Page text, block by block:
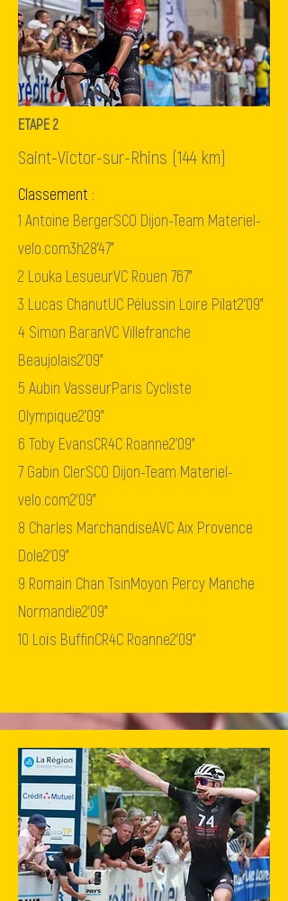
ETAPE 2
Saint-Victor-sur-Rhins (144 km)
Classement :
1 Antoine BergerSCO Dijon-Team Materiel-
velo.com3h28'47"
2 Louka LesueurVC Rouen 767"
3 Lucas ChanutUC Pélussin Loire Pilat2'09"
4 Simon BaranVC Villefranche
Beaujolais2'09"
5 Aubin VasseurParis Cycliste
Olympique2'09"
6 Toby EvansCR4C Roanne2'09"
7 Gabin ClerSCO Dijon-Team Materiel-
velo.com2'09"
8 Charles MarchandiseAVC Aix Provence
Dole2'09"
9 Romain Chan TsinMoyon Percy Manche
Normandie2'09"
10 Loïs BuffinCR4C Roanne2'09"